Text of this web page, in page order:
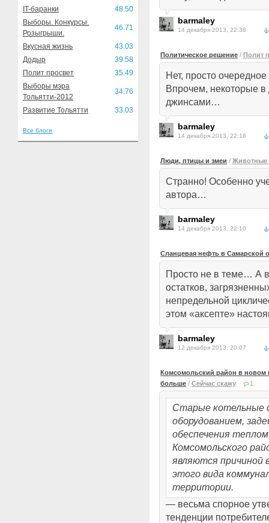
IT-баранки
48.50
Выборы. Конкурсы.
Розыгрыши.
46.71
Вкусная жизнь
43.03
Додыр
39.58
Полит просвет
35.49
Выборы мэра
Тольятти-2012
34.76
Развитие Тольятти 33.03
Все блоги
barmaley
14 декабря 2013, 22:38
Политическое решение / Полит
Нет, просто
Впрочем, некоторые
джинсами…
barmaley
14 декабря 2013, 22:16
Люди, птицы и змеи / Животные
Странно! Особенно
автора…
barmaley
14 декабря 2013, 22:10
Сланцевая нефть в Самарской
Просто не в теме… А
остатков,
непредельной
этом «аксепте»
barmaley
12 декабря 2013, 20:07
Комсомольский район в новом
больше / Сейчас скажу 1
Старые котельные
оборудованием,
обеспечения
Комсомольского
являются причиной
этого вида
территории.
— весьма спорное
тенденции